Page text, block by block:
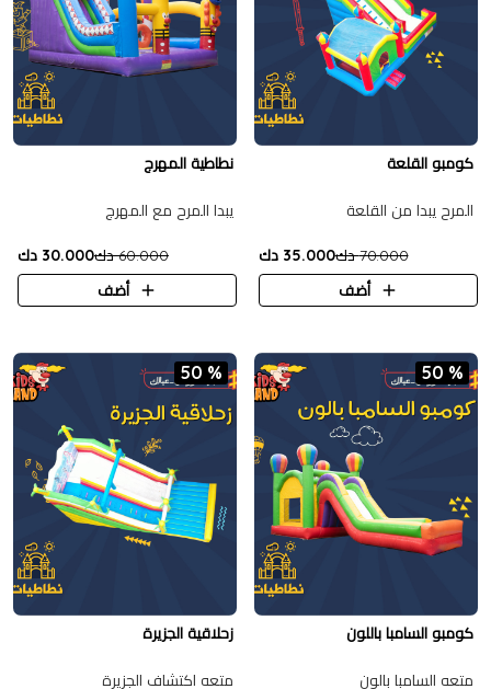
كومبو القلعة
المرح يبدا من القلعة
70.000 دك
35.000 دك
أضف
نطاطية المهرج
يبدا المرح مع المهرج
60.000 دك
30.000 دك
أضف
50 %
كومبو السامبا باللون
متعه السامبا بالون
50 %
زحلاقية الجزيرة
متعه اكتشاف الجزيرة